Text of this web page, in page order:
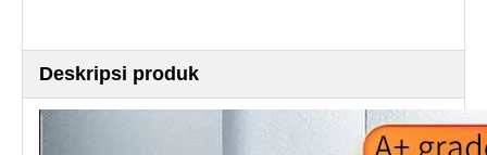
Deskripsi produk